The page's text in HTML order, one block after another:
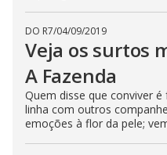
DO R7/04/09/2019
Veja os surtos
A Fazenda
Quem disse que conviver
linha com outros
emoções à flor da pele;